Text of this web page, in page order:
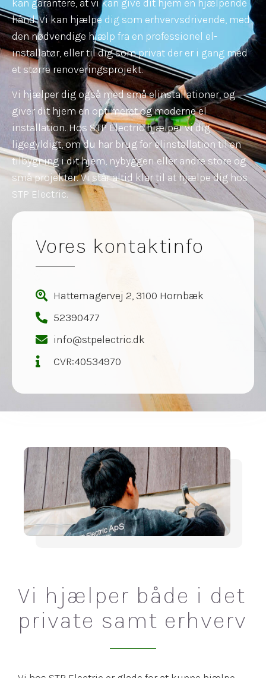
kan garantere, at vi kan give dit hjem en hjælpende
hånd. Vi kan hjælpe dig som erhvervsdrivende, med
den nødvendige hjælp fra en professionel el-
installatør, eller til dig som privat der er i gang med
et større renoveringsprojekt.
Vi hjælper dig også med små elinstallationer, og
giver dit hjem en optimeret og moderne el
installation. Hos STP Electric hjælper vi dig
ligegyldigt, om du har brug for elinstallation til en
tilbygning i dit hjem, nybyggeri eller andre store og
små projekter. Vi står altid klar til at hjælpe dig hos
STP Electric.
Vores kontaktinfo
Hattemagervej 2, 3100 Hornbæk
52390477
info@stpelectric.dk
CVR:40534970
Vi hjælper både i det
private samt erhverv